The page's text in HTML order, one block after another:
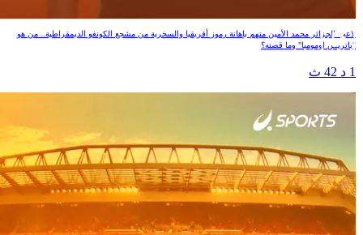
عمورة بيهين رموز أفريقيا؟
لاعب الجزائر محمد الأمين متهم بإهانة رموز أفريقيا والسخرية من مشجع الكونغو الديمقراطية.. من هو
"باتريس لومومبا" وما قصته؟